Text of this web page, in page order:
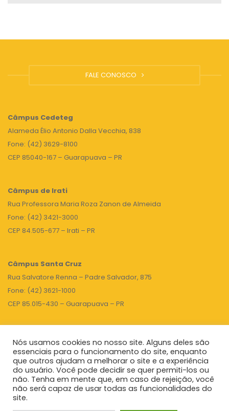
FALE CONOSCO
Câmpus Cedeteg
Alameda Élio Antonio Dalla Vecchia, 838
Fone: (42) 3629-8100
CEP 85040-167 – Guarapuava – PR
Câmpus de Irati
Rua Professora Maria Roza Zanon de Almeida
Fone: (42) 3421-3000
CEP 84.505-677 – Irati – PR
Câmpus Santa Cruz
Rua Salvatore Renna – Padre Salvador, 875
Fone: (42) 3621-1000
CEP 85.015-430 – Guarapuava – PR
TOPO
Unicentro |Governo do Paraná|Seti| Agenda do Reitor
Nós usamos cookies no nosso site. Alguns deles são
essenciais para o funcionamento do site, enquanto
que outros ajudam a melhorar o site e a experiência
do usuário. Você pode decidir se quer permiti-los ou
não. Tenha em mente que, em caso de rejeição, você
não será capaz de usar todas as funcionalidades do
site.